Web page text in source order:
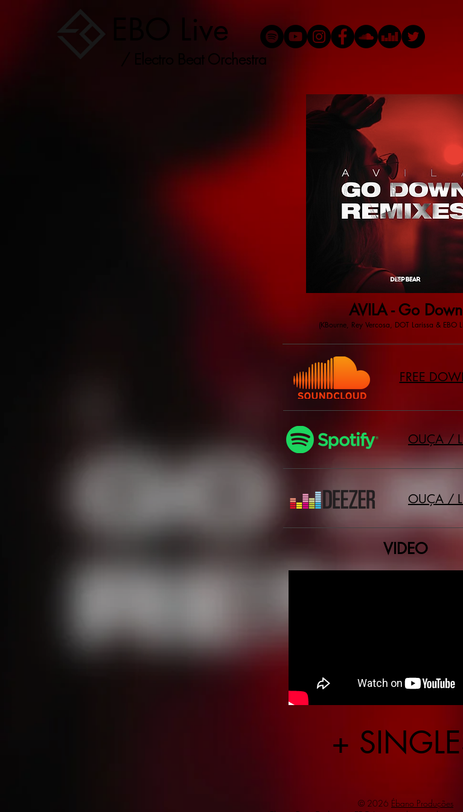
EBO Live
/ Electro Beat Orchestra
AVILA - Go Down
(KBourne, Rey Vercosa, DOT Larissa & EBO
FREE
OUÇA /
OUÇA /
VIDEO
+
© 2026 Ébano Produções